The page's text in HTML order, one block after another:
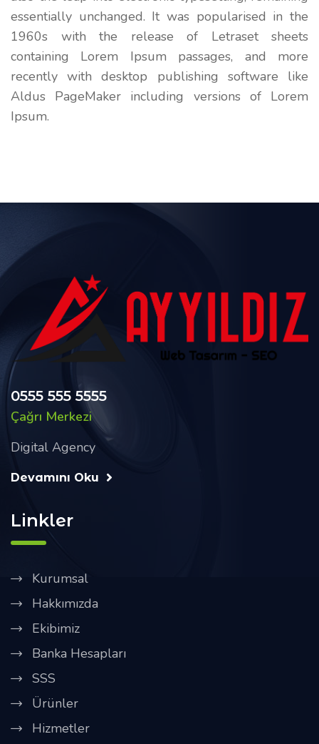
essentially unchanged. It was popularised in the
1960s with the release of Letraset sheets
containing Lorem Ipsum passages, and more
recently with desktop publishing software like
Aldus PageMaker including versions of Lorem
Ipsum.
0555 555 5555
Çağrı Merkezi
Digital Agency
Devamını Oku
Linkler
Kurumsal
Hakkımızda
Ekibimiz
Banka Hesapları
SSS
Ürünler
Hizmetler